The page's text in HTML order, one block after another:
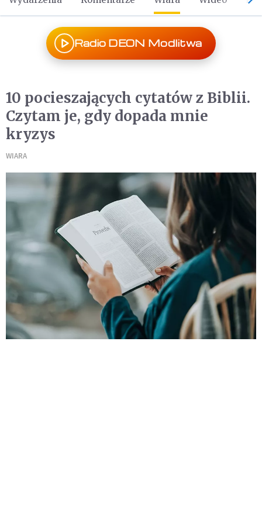
Radio DEON Modlitwa
10 pocieszających cytatów z Biblii.
Czytam je, gdy dopada mnie
kryzys
WIARA